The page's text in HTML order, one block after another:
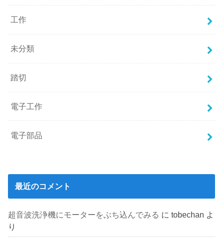
工作
未分類
踏切
電子工作
電子部品
最近のコメント
超音波洗浄機にモーターをぶち込んでみる にtobechan よ
り